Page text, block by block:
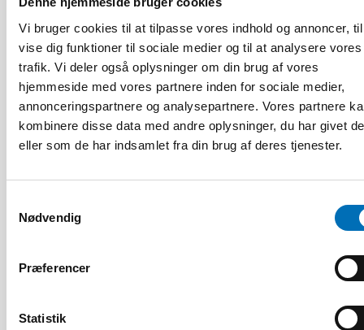
Vi bruger cookies til at tilpasse vores indhold og annoncer,
vise dig funktioner til sociale medier og til at analysere vores
trafik. Vi deler også oplysninger om din brug af vores
hjemmeside med vores partnere inden for sociale medier,
annonceringspartnere og analysepartnere. Vores partnere
kombinere disse data med andre oplysninger, du har givet
eller som de har indsamlet fra din brug af deres tjenester.
Nødvendig
Præferencer
Statistik
9 apr 2026
Funksjonshinderspørsmål – Årsrapport 2025